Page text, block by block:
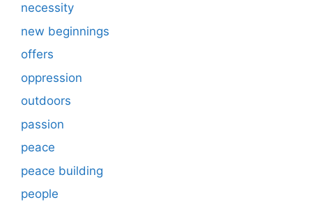
necessity
new beginnings
offers
oppression
outdoors
passion
peace
peace building
people